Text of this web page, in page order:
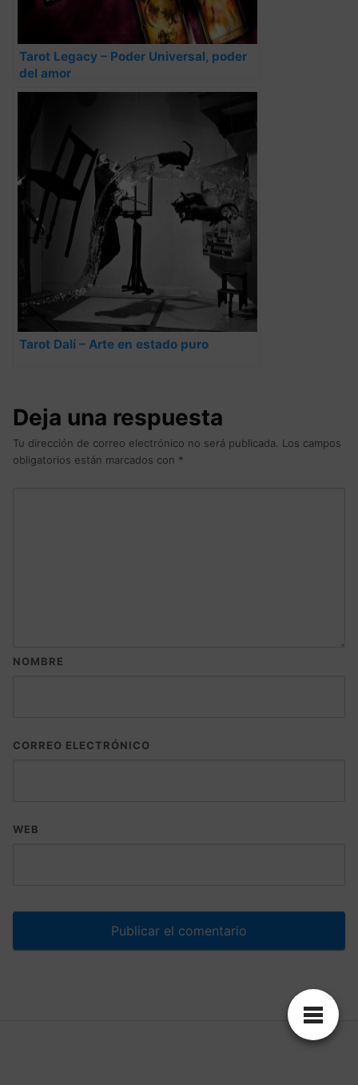
Tarot Legacy – Poder Universal, poder
del amor
Tarot Dalí – Arte en estado puro
Deja una respuesta
Tu dirección de correo electrónico no será publicada.
Los campos
obligatorios están marcados con *
NOMBRE
CORREO ELECTRÓNICO
WEB